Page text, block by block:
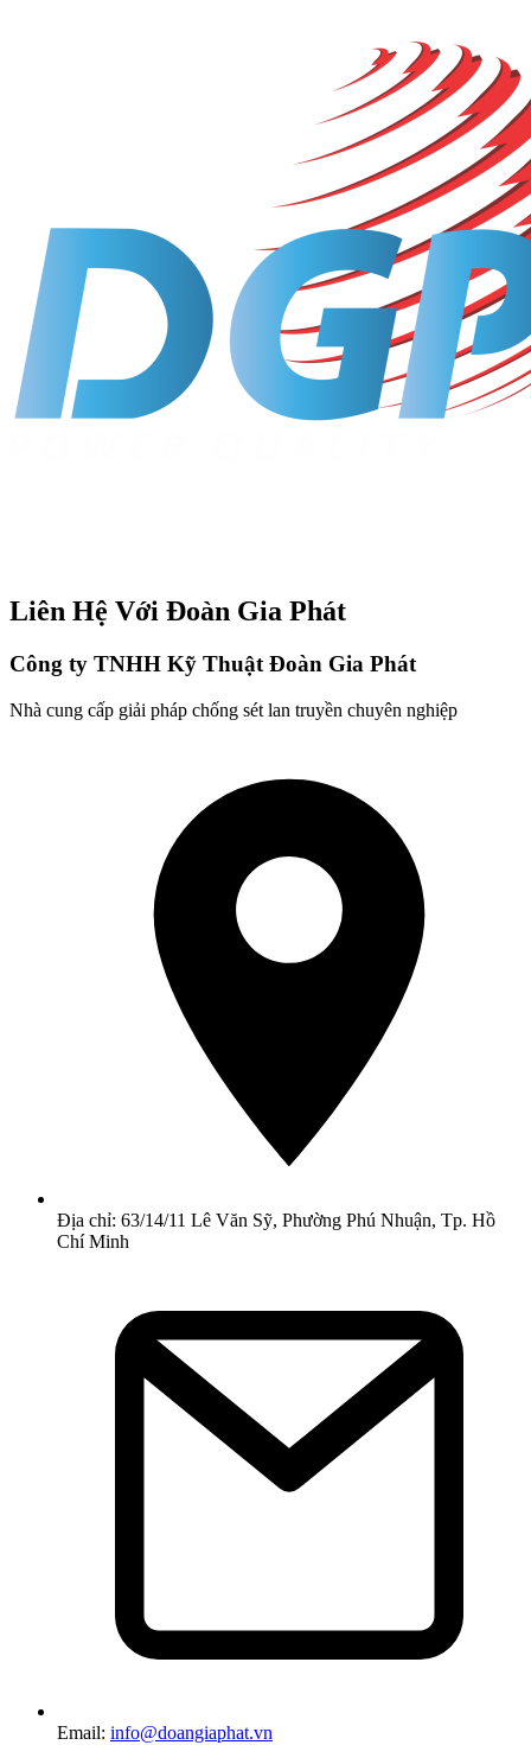
Liên Hệ Với Đoàn Gia Phát
Công ty TNHH Kỹ Thuật Đoàn Gia Phát
Nhà cung cấp giải pháp chống sét lan truyền chuyên nghiệp
Địa chỉ: 63/14/11 Lê Văn Sỹ, Phường Phú Nhuận, Tp. Hồ
Chí Minh
Email: info@doangiaphat.vn